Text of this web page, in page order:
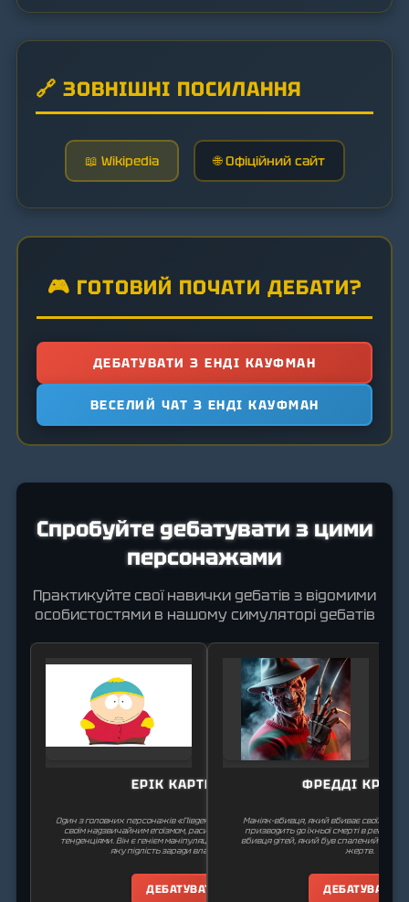
🔗 ЗОВНІШНІ ПОСИЛАННЯ
📖 Wikipedia 🌐 Офіційний сайт
🎮 ГОТОВИЙ ПОЧАТИ ДЕБАТИ?
ДЕБАТУВАТИ З ЕНДІ КАУФМАН
ВЕСЕЛИЙ ЧАТ З ЕНДІ КАУФМАН
Спробуйте дебатувати з цими
персонажами
Практикуйте свої навички дебатів з відомими
особистостями в нашому симуляторі дебатів
ЕРІК КАРТМАН
Один з головних персонажів «Південного Парку». Він відомий
своїм надзвичайним егоїзмом, расизмом і соціопатичними
тенденціями. Він є генієм маніпуляцій, який здатен на будь-
яку підлість заради власної вигоди.
ДЕБАТУВАТИ
ФРЕДДІ
Маніяк-вбивця, який вбиває своїх
призводить до їхньої смерті в
вбивця дітей, який був спалений
жертв.
ДЕБАТУВАТИ